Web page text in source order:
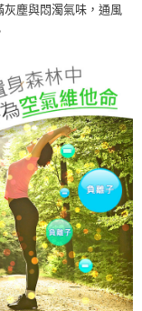
塵與悶濁氣味，通風